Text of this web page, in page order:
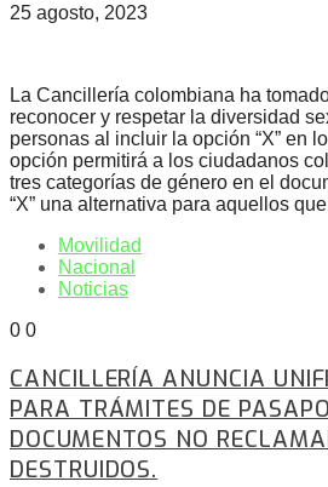
25 agosto, 2023
La Cancillería colombiana ha
reconocer y respetar la diversidad
personas al incluir la opción “X” en
opción permitirá a los ciudadanos
tres categorías de género en el
“X” una alternativa para aquellos
Movilidad
Nacional
Noticias
0 0
CANCILLERÍA ANUNCIA
PARA TRÁMITES DE
DOCUMENTOS NO
DESTRUIDOS.